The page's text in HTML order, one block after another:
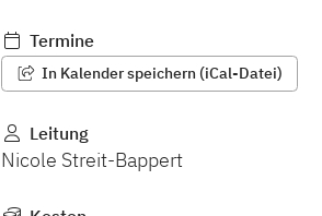
Termine
In Kalender speichern (iCal-Datei)
Leitung
Nicole Streit-Bappert